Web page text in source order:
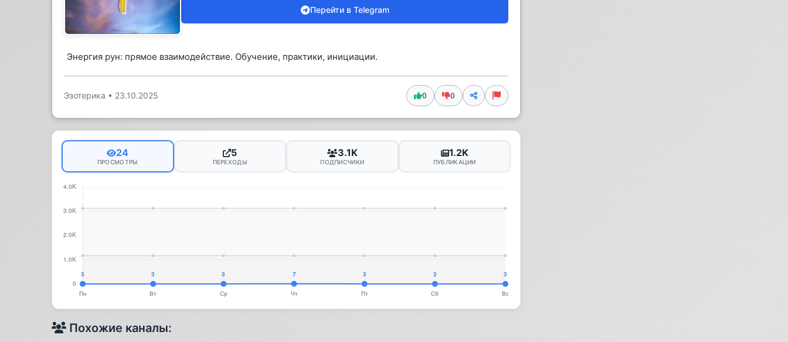
Перейти в Telegram
Энергия рун: прямое взаимодействие. Обучение, практики, инициации.
Эзотерика • 23.10.2025 0 0
24
ПРОСМОТРЫ
5
ПЕРЕХОДЫ
3.1K
ПОДПИСЧИКИ
1.2K
ПУБЛИКАЦИИ
Похожие каналы: